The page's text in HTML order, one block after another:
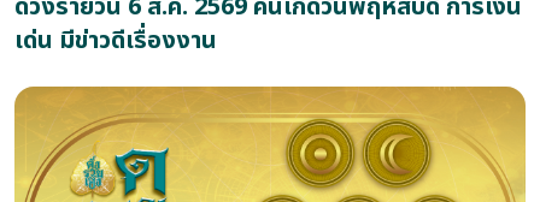
ดวงรายวัน 6 ส.ค. 2569 คนเกิดวันพฤหัสบดี การเงิน
เด่น มีข่าวดีเรื่องงาน